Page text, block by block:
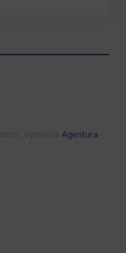
Agentura